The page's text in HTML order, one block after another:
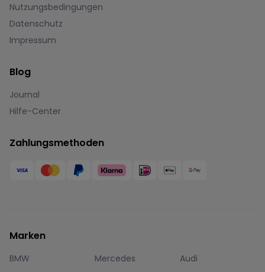
Nutzungsbedingungen
Datenschutz
Impressum
Blog
Journal
Hilfe-Center
Zahlungsmethoden
Marken
BMW Mercedes
Audi